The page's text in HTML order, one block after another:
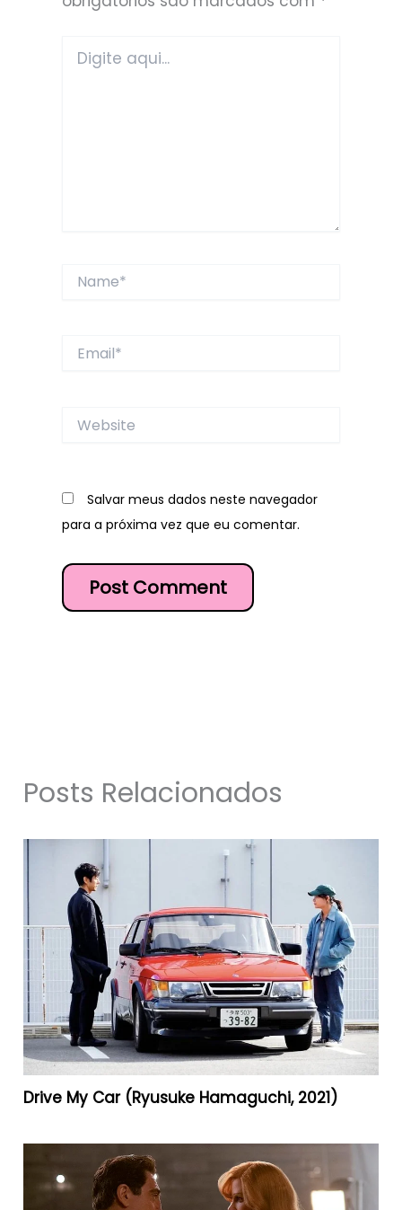
aqui...
Website
Salvar meus dados neste navegador
para a próxima vez que eu comentar.
Posts Relacionados
Drive My Car (Ryusuke Hamaguchi, 2021)